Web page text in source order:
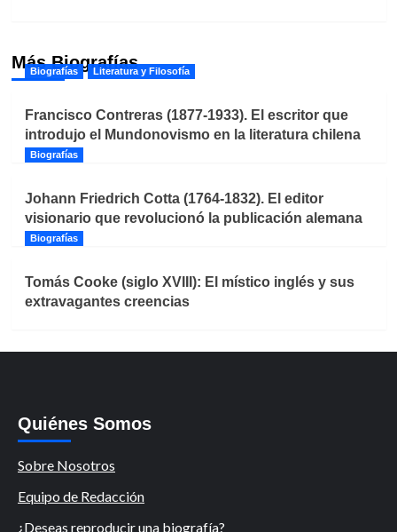
Más Biografías
Biografías Literatura y Filosofía
Francisco Contreras (1877-1933). El escritor que
introdujo el Mundonovismo en la literatura chilena
Biografías
Johann Friedrich Cotta (1764-1832). El editor
visionario que revolucionó la publicación alemana
Biografías
Tomás Cooke (siglo XVIII): El místico inglés y sus
extravagantes creencias
Quiénes Somos
Sobre Nosotros
Equipo de Redacción
¿Deseas reproducir una biografía?